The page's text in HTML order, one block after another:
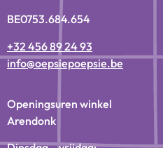
BE0753.684.654
+32 456 89 24 93
info@oepsiepoepsie.be
Openingsuren winkel
Arendonk